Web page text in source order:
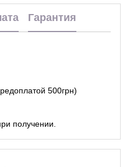
Гарантия
500грн)
получении.